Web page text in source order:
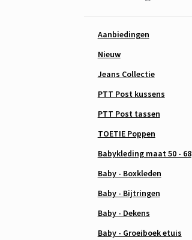
Aanbiedingen
Nieuw
Jeans Collectie
PTT Post kussens
PTT Post tassen
TOETIE Poppen
Babykleding maat 50 - 68
Baby - Boxkleden
Baby - Bijtringen
Baby - Dekens
Baby - Groeiboek etuis